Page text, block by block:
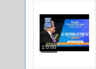
1:0:00